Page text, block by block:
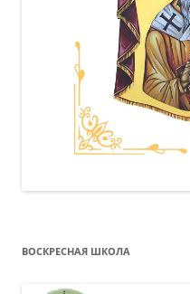
ВОСКРЕСНАЯ ШКОЛА